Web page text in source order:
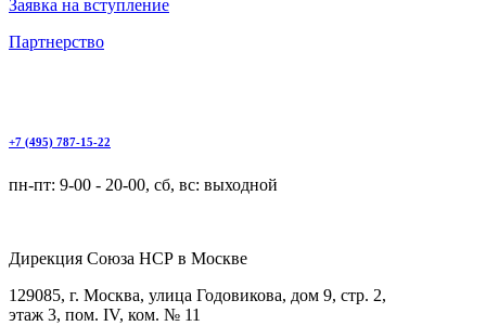
Заявка на вступление
Партнерство
+7 (495) 787-15-22
пн-пт: 9-00 - 20-00, сб, вс: выходной
Дирекция Cоюза НСР в Москве
129085, г. Москва, улица Годовикова, дом 9, стр. 2,
этаж 3, пом. IV, ком. № 11